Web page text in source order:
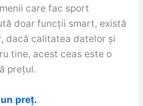
care fac sport
doar funcții smart, există
dacă calitatea datelor și
tine, acest ceas este o
prețul.
preț.